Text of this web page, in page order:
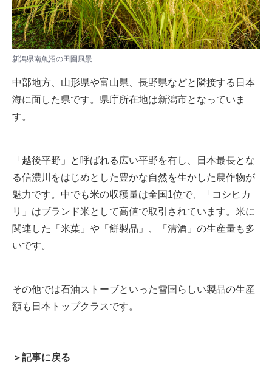
新潟県南魚沼の田園風景
中部地方、山形県や富山県、長野県などと隣接する日本
海に面した県です。県庁所在地は新潟市となっていま
す。
「越後平野」と呼ばれる広い平野を有し、日本最長とな
る信濃川をはじめとした豊かな自然を生かした農作物が
魅力です。中でも米の収穫量は全国1位で、「コシヒカ
リ」はブランド米として高値で取引されています。米に
関連した「米菓」や「餅製品」、「清酒」の生産量も多
いです。
その他では石油ストーブといった雪国らしい製品の生産
額も日本トップクラスです。
＞記事に戻る